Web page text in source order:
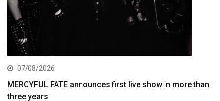
07/08/2026
MERCYFUL FATE announces first live show in more than
three years